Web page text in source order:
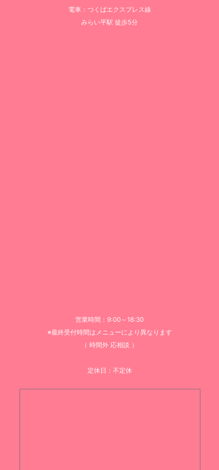
電車：つくばエクスプレス線
みらい平駅 徒歩5分
営業時間：9:00～18:30
※最終受付時間はメニューにより異なります
（ 時間外 応相談 ）
定休日：不定休